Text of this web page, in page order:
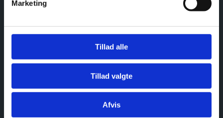
Marketing
Tillad alle
Tillad valgte
Afvis
35 35 75 68